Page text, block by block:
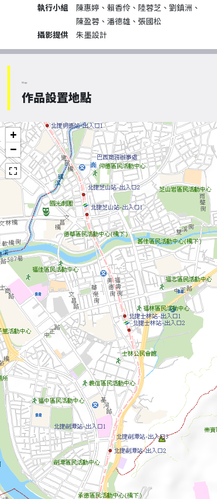
執行小組
陳惠婷、賴香伶、陸蓉芝、劉鎮洲、
陳盈蓉、潘德雄、張國松
攝影提供
朱墨設計
Map
作品設置地點
+
−